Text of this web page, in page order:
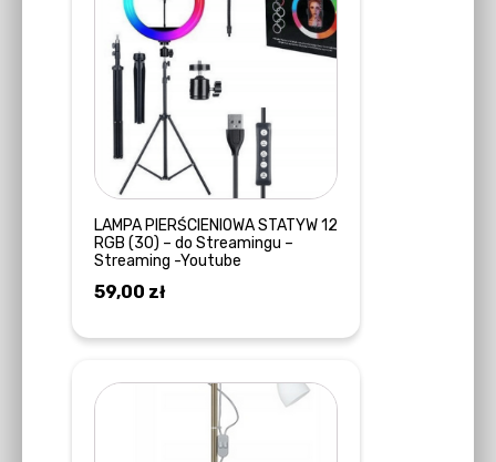
LAMPA PIERŚCIENIOWA STATYW 12
RGB (30) – do Streamingu –
Streaming -Youtube
59,00 zł